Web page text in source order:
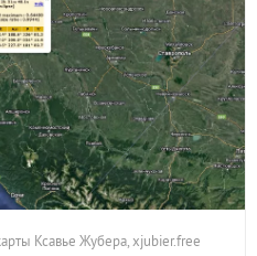
Ксавье Жубера, xjubier.free